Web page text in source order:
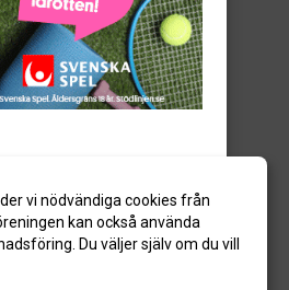
vi nödvändiga cookies från
kan också använda
Du väljer själv om du vill